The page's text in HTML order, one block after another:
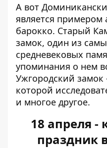
А вот
является примером
барокко. Старый
замок, один из
средневековых
упоминания о нем
Ужгородский замок
которой
и многое другое.
18 апреля -
праздник